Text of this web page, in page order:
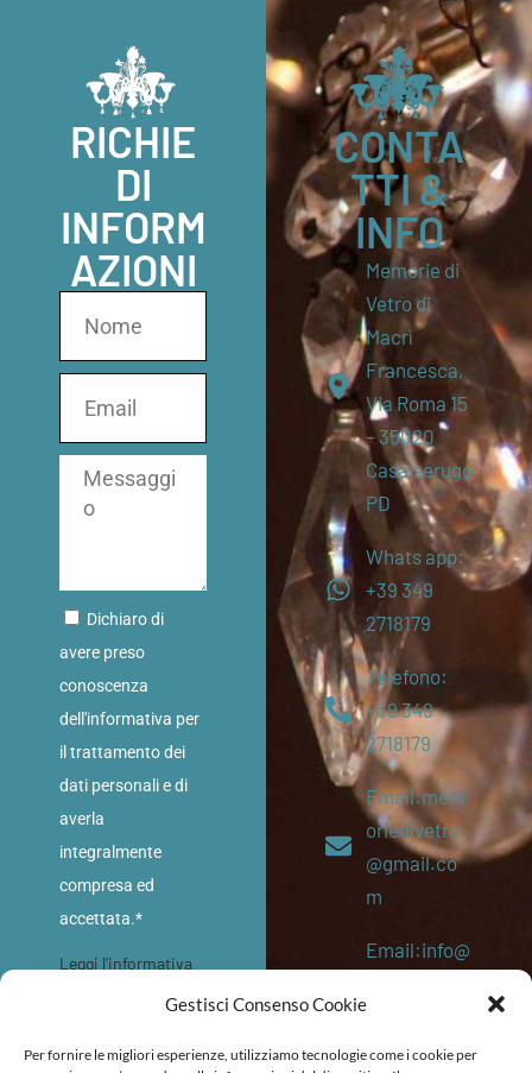
Gestisci Consenso Cookie
Per fornire le migliori esperienze, utilizziamo tecnologie come i cookie per
RICHIE
DI
INFORM
AZIONI
Dichiaro di
avere preso
conoscenza
dell'informativa per
il trattamento dei
dati personali e di
averla
integralmente
compresa ed
accettata.*
Leggi l'informativa
INVIA
CONTA
TTI &
INFO
Memorie di
Vetro di
Macrì
Francesca,
Via Roma 15
– 35020
Casalserugo
PD
Whats app:
+39 349
2718179
Telefono:
+39 349
2718179
Email:mem
oriedivetro
@gmail.co
m
Email:info@
etro.eu